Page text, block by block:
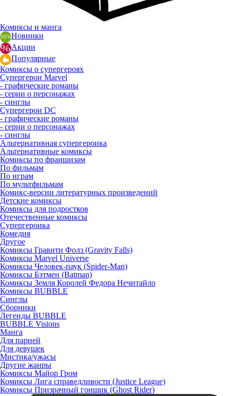
Комиксы и манга
Новинки
Акции
Популярные
Комиксы о супергероях
Супергерои Marvel
- графические романы
- серии о персонажах
- синглы
Супергерои DC
- графические романы
- серии о персонажах
- синглы
Альтернативная супергероика
Альтернативные комиксы
Комиксы по франшизам
По фильмам
По играм
По мультфильмам
Комикс-версии литературных произведений
Детские комиксы
Комиксы для подростков
Отечественные комиксы
Супергероика
Комедия
Другое
Комиксы Гравити Фолз (Gravity Falls)
Комиксы Marvel Universe
Комиксы Человек-паук (Spider-Man)
Комиксы Бэтмен (Batman)
Комиксы Земля Королей Федора Нечитайло
Комиксы BUBBLE
Синглы
Сборники
Легенды BUBBLE
BUBBLE Visions
Манга
Для парней
Для девушек
Мистика/ужасы
Другие жанры
Комиксы Майор Гром
Комиксы Лига справедливости (Justice League)
Комиксы Призрачный гонщик (Ghost Rider)